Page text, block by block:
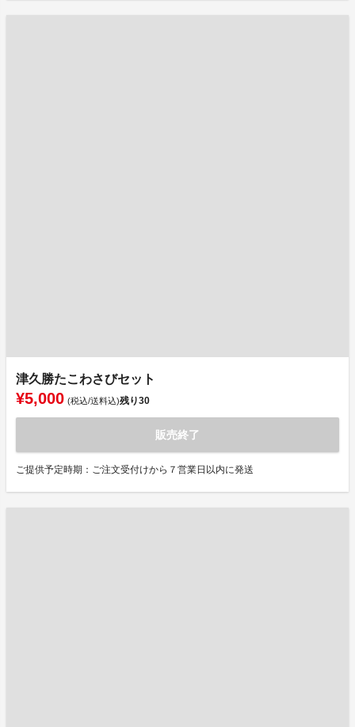
津久勝たこわさびセット
¥5,000 (税込/送料込)残り30
販売終了
ご提供予定時期：ご注文受付けから７営業日以内に発送